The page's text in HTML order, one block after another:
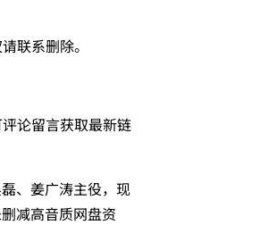
联系删除。
论留言获取最新链
、姜广涛主役，现
减高音质网盘资